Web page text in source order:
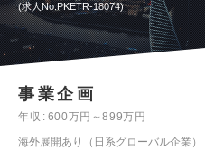
求人No.PKETR-18074
事業企画
年収
600万円～899万円
海外展開あり（日系グローバル企業）